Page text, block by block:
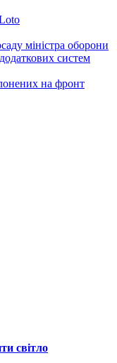
міністра оборони
систем
на фронт
світло